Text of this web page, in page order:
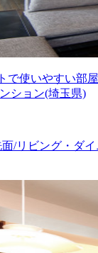
使いやすい部
ション(埼玉県)
/リビング・ダ